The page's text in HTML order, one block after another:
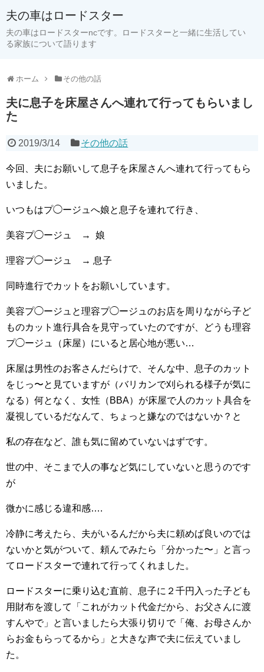
夫の車はロードスター
夫の車はロードスターncです。ロードスターと一緒に生活してい
る家族について語ります
ホーム その他の話
夫に息子を床屋さんへ連れて行ってもらいまし
た
2019/3/14 その他の話
今回、夫にお願いして息子を床屋さんへ連れて行ってもら
いました。
いつもはプ◯ージュへ娘と息子を連れて行き、
美容プ◯ージュ → 娘
理容プ◯ージュ → 息子
同時進行でカットをお願いしています。
美容プ◯ージュと理容プ◯ージュのお店を周りながら子ど
ものカット進行具合を見守っていたのですが、どうも理容
プ◯ージュ（床屋）にいると居心地が悪い…
床屋は男性のお客さんだらけで、そんな中、息子のカット
をじっ〜と見ていますが（バリカンで刈られる様子が気に
なる）何となく、女性（BBA）が床屋で人のカット具合を
凝視しているだなんて、ちょっと嫌なのではないか？と
私の存在など、誰も気に留めていないはずです。
世の中、そこまで人の事など気にしていないと思うのです
が
微かに感じる違和感….
冷静に考えたら、夫がいるんだから夫に頼めば良いのでは
ないかと気がついて、頼んでみたら「分かった〜」と言っ
てロードスターで連れて行ってくれました。
ロードスターに乗り込む直前、息子に２千円入った子ども
用財布を渡して「これがカット代金だから、お父さんに渡
すんやで」と言いましたら大張り切りで「俺、お母さんか
らお金もらってるから」と大きな声で夫に伝えていまし
た。